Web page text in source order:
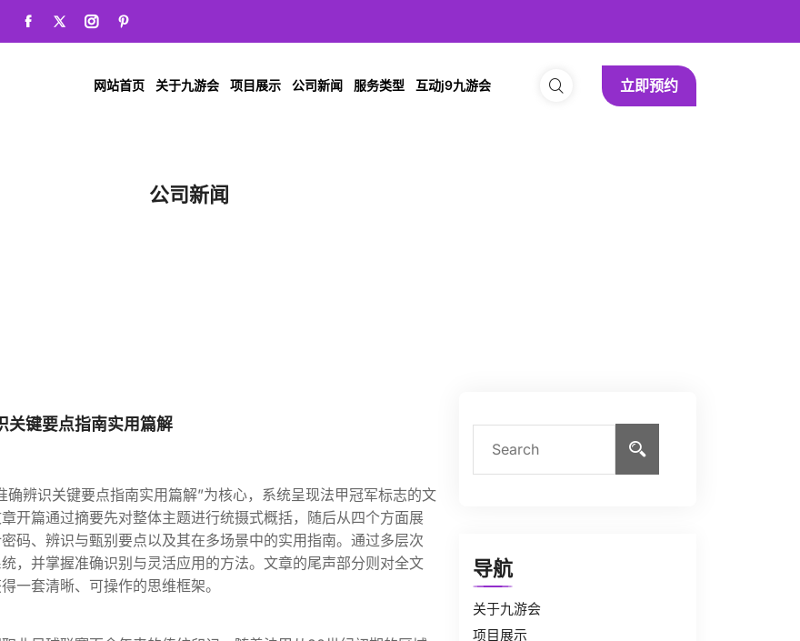
网站首页 关于九游会 项目展示 公司新闻 服务类型 互动j9九游会 立即预约
公司新闻
关键要点指南实用篇解
辨识关键要点指南实用篇解”为核心，系统呈现法甲冠军标志的文
开篇通过摘要先对整体主题进行统摄式概括，随后从四个方面展
码、辨识与甄别要点以及其在多场景中的实用指南。通过多层次
，并掌握准确识别与灵活应用的方法。文章的尾声部分则对全文
一套清晰、可操作的思维框架。
导航
关于九游会
项目展示